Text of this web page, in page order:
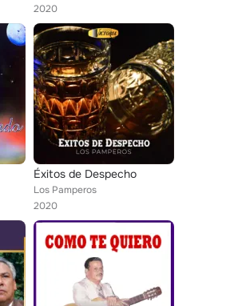
2020
Éxitos de Despecho
Los Pamperos
2020